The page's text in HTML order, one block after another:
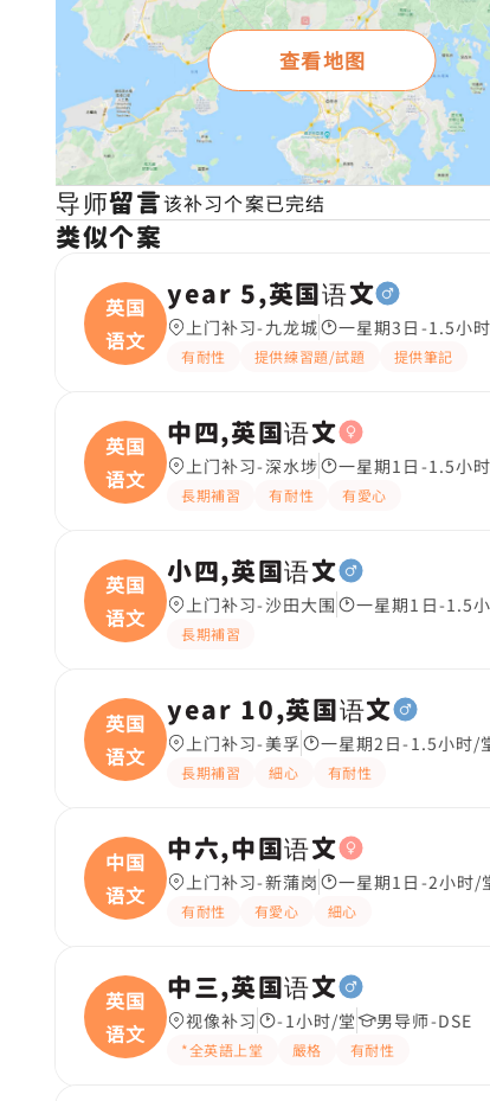
查看地图
导师留言该补习个案已完结
类似个案
英国
语文
year 5,英国语文
上门补习-九龙城 一星期3日-1.5小
有耐性 提供練習題/試題 提供筆記
英国
语文
中四,英国语文
上门补习-深水埗 一星期1日-1.5小
長期補習 有耐性 有愛心
英国
语文
小四,英国语文
上门补习-沙田大围 一星期1日-1.5
長期補習
英国
语文
year 10,英国语文
上门补习-美孚 一星期2日-1.5小时/
長期補習 細心 有耐性
中国
语文
中六,中国语文
上门补习-新蒲岗 一星期1日-2小时/
有耐性 有愛心 細心
英国
语文
中三,英国语文
视像补习 -1小时/堂 男导师-DSE
*全英語上堂 嚴格 有耐性